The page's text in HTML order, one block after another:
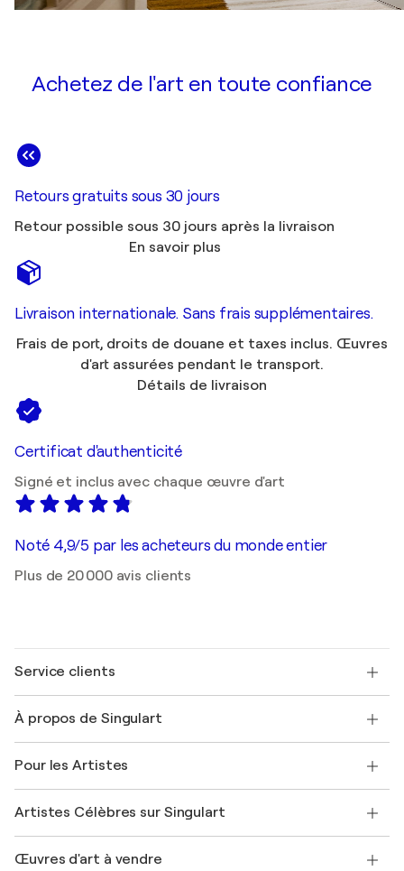
Achetez de l'art en toute confiance
Retours gratuits sous 30 jours
Retour possible sous 30 jours après la livraison
En savoir plus
Livraison internationale. Sans frais supplémentaires.
Frais de port, droits de douane et taxes inclus. Œuvres
d'art assurées pendant le transport.
Détails de livraison
Certificat d'authenticité
Signé et inclus avec chaque œuvre d'art
Noté 4,9/5 par les acheteurs du monde entier
Plus de 20 000 avis clients
Service clients
Expédition
Offrir une carte cadeau
Rejoignez notre programme commercial
Mon compte
+33 1 76 44 06 42
À propos de Singulart
FAQ
Magazine Singulart
Emplois
Découvrez une sélection d'art original
Pour les Artistes
Se connecter en tant qu'Artiste
Artistes Célèbres sur Singulart
Marc Chagall
Œuvres d'art à vendre